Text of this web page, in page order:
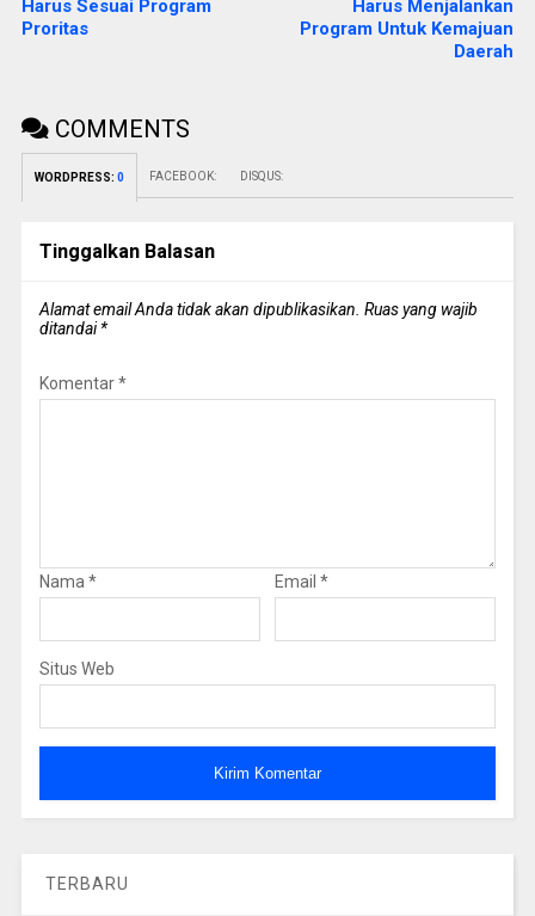
Harus Sesuai Program
Proritas
Harus Menjalankan
Program Untuk Kemajuan
Daerah
COMMENTS
WORDPRESS: 0 FACEBOOK: DISQUS:
Tinggalkan Balasan
Alamat email Anda tidak akan dipublikasikan. Ruas yang wajib
ditandai*
Komentar*
Nama * Email *
Situs Web
TERBARU